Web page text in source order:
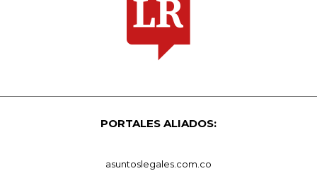
PORTALES ALIADOS:
asuntoslegales.com.co